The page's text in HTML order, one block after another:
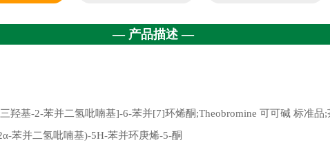
;KBio2_003575;KBio2_006143;KBio1_001336;IPMYMEWFZKHGAX-
— 产品描述 —
羟基-2-苯并二氢吡喃基]-6-苯并[7]环烯酮;Theobromine 可可碱 标准
苯并二氢吡喃基)-5H-苯并环庚烯-5-酮